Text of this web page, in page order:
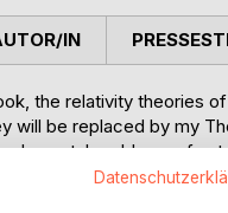
the relativity theories
will be replaced by my
problems of
text make the topic also
IN